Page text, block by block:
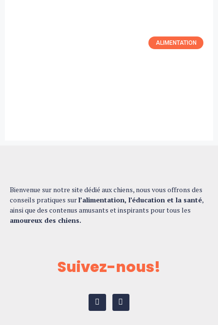
ALIMENTATION
Bienvenue sur notre site dédié aux chiens, nous vous offrons des
conseils pratiques surl’alimentation, l’éducation et la santé,
ainsi que des contenus amusants et inspirants pour tous les
amoureux des chiens.
Suivez-nous!